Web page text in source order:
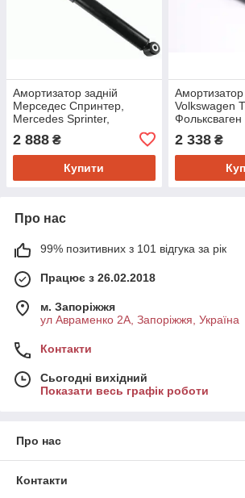
Амортизатор задній
Мерседес Спринтер,
Mercedes Sprinter,
Фольксваген, BAW (пр-во
SACHS 314608)
2 888 ₴
Купити
Амортизатор
Volkswagen
т5 (пр-во
2 338₴
Про нас
99% позитивних з 101 відгука за рік
Працює з 26.02.2018
м. Запоріжжя
ул Авраменко 2А, Запоріжжя, Україна
Контакти
Сьогодні вихідний
Показати весь графік роботи
Про нас
Контакти